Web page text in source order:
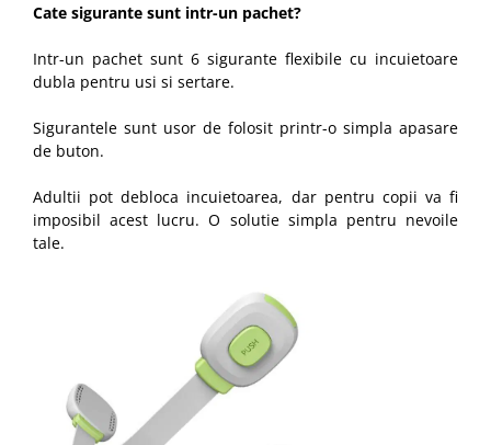
Cate sigurante sunt intr-un pachet?
Intr-un pachet sunt 6 sigurante flexibile cu incuietoare
dubla pentru usi si sertare.
Sigurantele sunt usor de folosit printr-o simpla apasare
de buton.
Adultii pot debloca incuietoarea, dar pentru copii va fi
imposibil acest lucru. O solutie simpla pentru nevoile
tale.